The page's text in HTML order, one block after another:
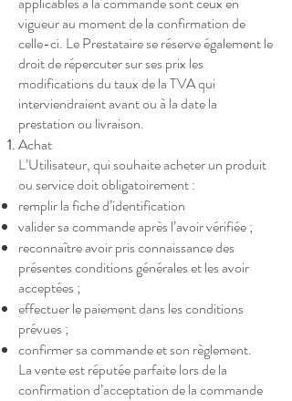
vigueur au moment de la confirmation de
celle-ci. Le Prestataire se réserve également le
droit de répercuter sur ses prix les
modifications du taux de la TVA qui
interviendraient avant ou à la date la
prestation ou livraison.
Achat
L’Utilisateur, qui souhaite acheter un produit
ou service doit obligatoirement :​
remplir la fiche d’identification
valider sa commande après l’avoir vérifiée ;
reconnaître avoir pris connaissance des
présentes conditions générales et les avoir
acceptées ;
effectuer le paiement dans les conditions
prévues ;
confirmer sa commande et son règlement.
La vente est réputée parfaite lors de la
confirmation d’acceptation de la commande